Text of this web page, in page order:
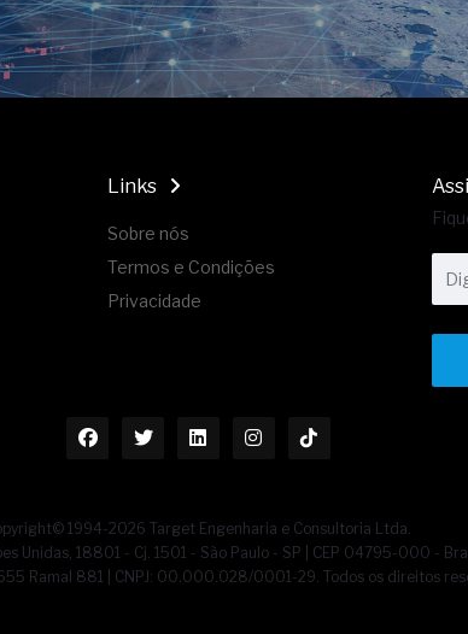
Links
Sobre nós
Termos e Condições
Privacidade
1994-2026 Target Engenharia e Consultoria Ltda.
Unidas, 18801 - Cj. 1501 - São Paulo - SP | CEP 04795-000 -
Ramal 881 | CNPJ: 00.000.028/0001-29. Todos os direitos